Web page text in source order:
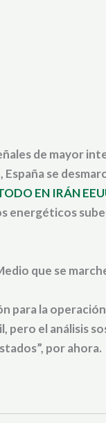
de mayor
se
EN IRÁN
energéticos
que se
para la
, pero el análisis
por ahora.